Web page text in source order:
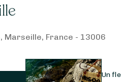
Marseille, France - 13006
Un